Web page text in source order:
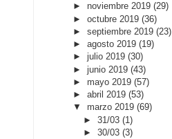
► noviembre 2019 (29)
► octubre 2019 (36)
► septiembre 2019 (23)
► agosto 2019 (19)
► julio 2019 (30)
► junio 2019 (43)
► mayo 2019 (57)
► abril 2019 (53)
▼ marzo 2019 (69)
►31/03(1)
►30/03(3)